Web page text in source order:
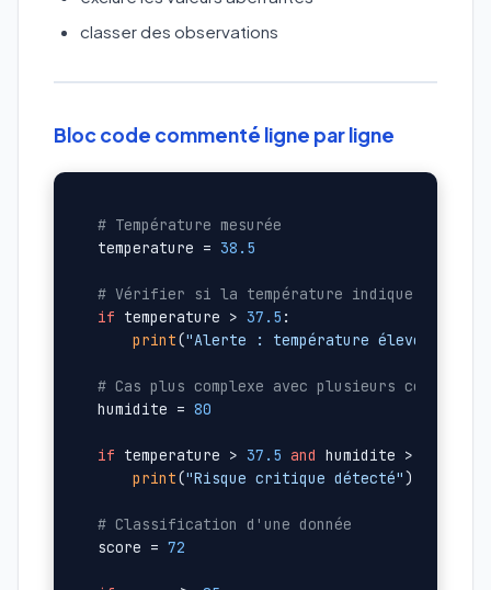
classer des observations
Bloc code commenté ligne par ligne
# Température mesurée
temperature = 38.5
# Vérifier si la température indique une
if temperature > 37.5 :
print("Alerte : température élevée"
# Cas plus complexe avec plusieurs conditions
humidite = 80
if temperature > 37.5 and humidite >
print("Risque critique détecté")
# Classification d'une donnée
score = 72